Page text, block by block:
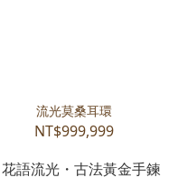
流光莫桑耳環
NT$999,999